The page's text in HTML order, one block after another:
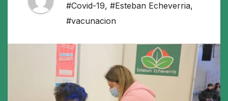
#Covid-19, #Esteban Echeverria,
#vacunacion